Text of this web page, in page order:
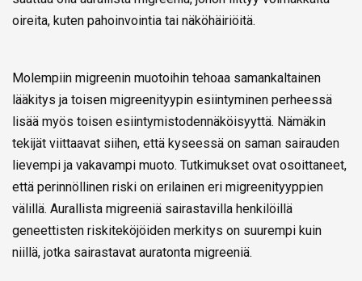
oireita, kuten pahoinvointia tai näköhäiriöitä.
Molempiin migreenin muotoihin tehoaa samankaltainen
lääkitys ja toisen migreenityypin esiintyminen perheessä
lisää myös toisen esiintymistodennäköisyyttä. Nämäkin
tekijät viittaavat siihen, että kyseessä on saman sairauden
lievempi ja vakavampi muoto. Tutkimukset ovat osoittaneet,
että perinnöllinen riski on erilainen eri migreenityyppien
välillä. Aurallista migreeniä sairastavilla henkilöillä
geneettisten riskiteköjöiden merkitys on suurempi kuin
niillä, jotka sairastavat auratonta migreeniä.